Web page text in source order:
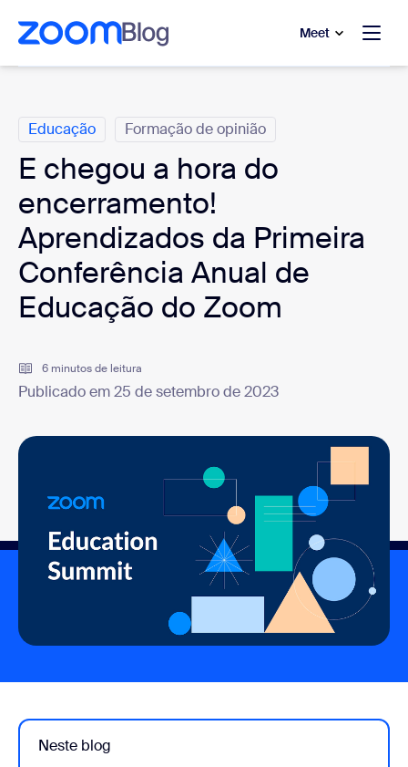
principal
chat de ajuda
Meet
Educação Formação de opinião
E chegou a hora do
encerramento!
Aprendizados da Primeira
Conferência Anual de
Educação do Zoom
6 minutos de leitura
Publicado em 25 de setembro de 2023
Neste blog